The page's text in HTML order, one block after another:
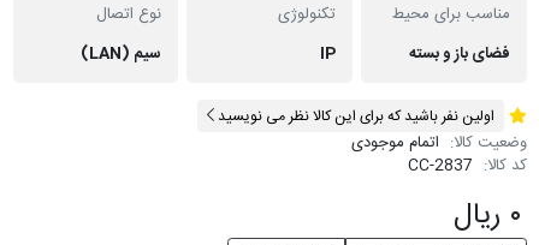
مناسب برای محیط
فضای باز و بسته
تکنولوژی
IP
نوع اتصال
سیم (LAN)
اولین نفر باشید که برای این کالا نظر می نویسید
وضعیت کالا: اتمام موجودی
کد کالا: CC-2837
۰ ریال